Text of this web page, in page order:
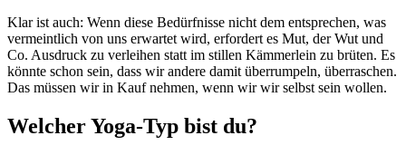
Klar ist auch: Wenn diese Bedürfnisse nicht dem entsprechen, was
vermeintlich von uns erwartet wird, erfordert es Mut, der Wut und
Co. Ausdruck zu verleihen statt im stillen Kämmerlein zu brüten. Es
könnte schon sein, dass wir andere damit überrumpeln, überraschen.
Das müssen wir in Kauf nehmen, wenn wir wir selbst sein wollen.
Welcher Yoga-Typ bist du?